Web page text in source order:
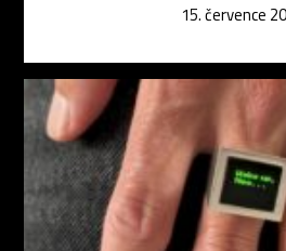
15. července